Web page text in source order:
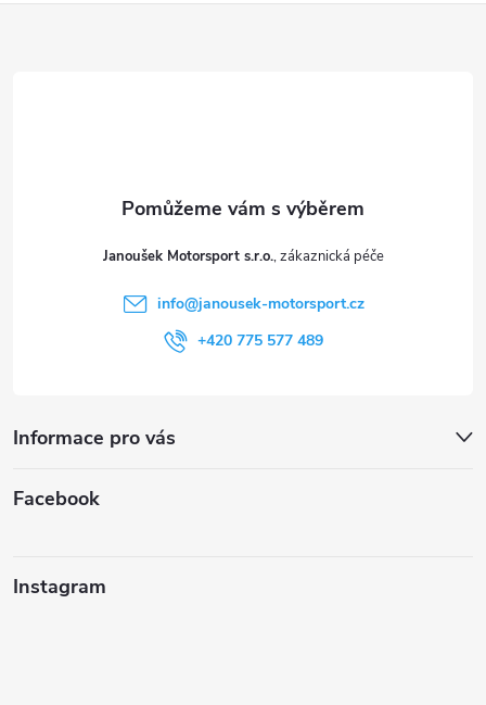
Janoušek Motorsport s.r.o.
info@janousek-motorsport.cz
+420 775 577 489
Informace pro vás
Facebook
Instagram